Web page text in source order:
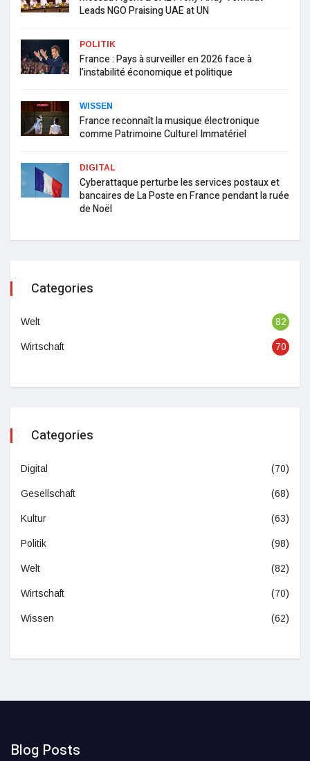
Leads NGO Praising UAE at UN
POLITIK
France : Pays à surveiller en 2026 face à
l’instabilité économique et politique
WISSEN
France reconnaît la musique électronique
comme Patrimoine Culturel Immatériel
DIGITAL
Cyberattaque perturbe les services postaux et
bancaires de La Poste en France pendant la ruée
de Noël
Categories
Welt 82
Wirtschaft 70
Categories
Digital (70)
Gesellschaft (68)
Kultur (63)
Politik (98)
Welt (82)
Wirtschaft (70)
Wissen (62)
Blog Posts